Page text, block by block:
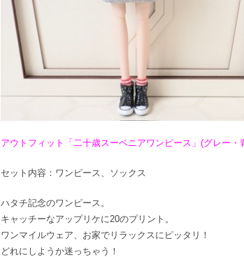
アウトフィット「二十歳スーベニアワンピース」(グレー・
セット内容：ワンピース、ソックス
ハタチ記念のワンピース。
キャッチーなアップリケに20のプリント。
ワンマイルウェア、お家でリラックスにピッタリ！
どれにしようか迷っちゃう！